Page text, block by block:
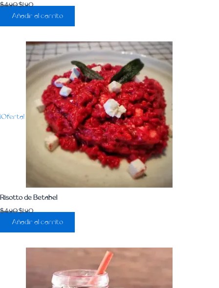
$4.90$1.90
Añadir al carrito
¡Oferta!
Risotto de Betabel
$4.90$1.90
Añadir al carrito